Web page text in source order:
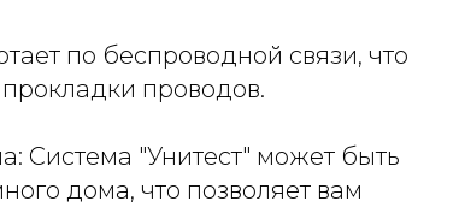
по беспроводной связи, что
проводов.
Система "Унитест" может быть
дома, что позволяет вам